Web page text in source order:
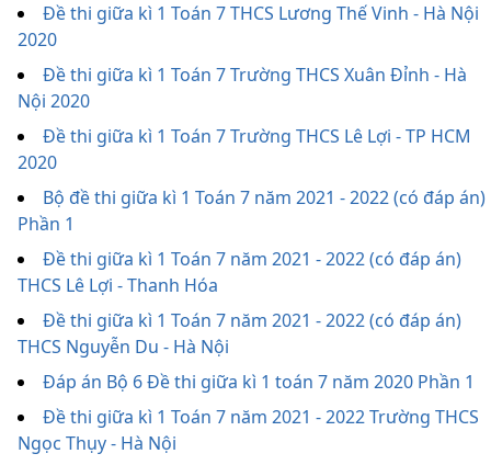
Đề thi giữa kì 1 Toán 7 THCS Lương Thế Vinh - Hà Nội
2020
Đề thi giữa kì 1 Toán 7 Trường THCS Xuân Đỉnh - Hà
Nội 2020
Đề thi giữa kì 1 Toán 7 Trường THCS Lê Lợi - TP HCM
2020
Bộ đề thi giữa kì 1 Toán 7 năm 2021 - 2022 (có đáp án)
Phần 1
Đề thi giữa kì 1 Toán 7 năm 2021 - 2022 (có đáp án)
THCS Lê Lợi - Thanh Hóa
Đề thi giữa kì 1 Toán 7 năm 2021 - 2022 (có đáp án)
THCS Nguyễn Du - Hà Nội
Đáp án Bộ 6 Đề thi giữa kì 1 toán 7 năm 2020 Phần 1
Đề thi giữa kì 1 Toán 7 năm 2021 - 2022 Trường THCS
Ngọc Thụy - Hà Nội